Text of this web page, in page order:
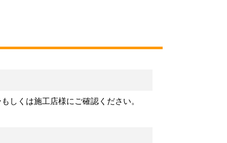
しくは施工店様にご確認ください。